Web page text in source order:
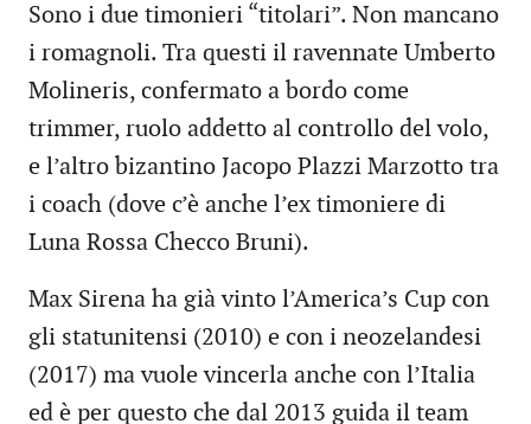
Sono i due timonieri “titolari”. Non mancano
i romagnoli. Tra questi il ravennate Umberto
Molineris, confermato a bordo come
trimmer, ruolo addetto al controllo del volo,
e l’altro bizantino Jacopo Plazzi Marzotto tra
i coach (dove c’è anche l’ex timoniere di
Luna Rossa Checco Bruni).
Max Sirena ha già vinto l’America’s Cup con
gli statunitensi (2010) e con i neozelandesi
(2017) ma vuole vincerla anche con l’Italia
ed è per questo che dal 2013 guida il team